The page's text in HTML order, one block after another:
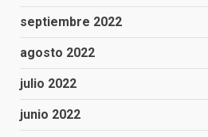
septiembre 2022
agosto 2022
julio 2022
junio 2022